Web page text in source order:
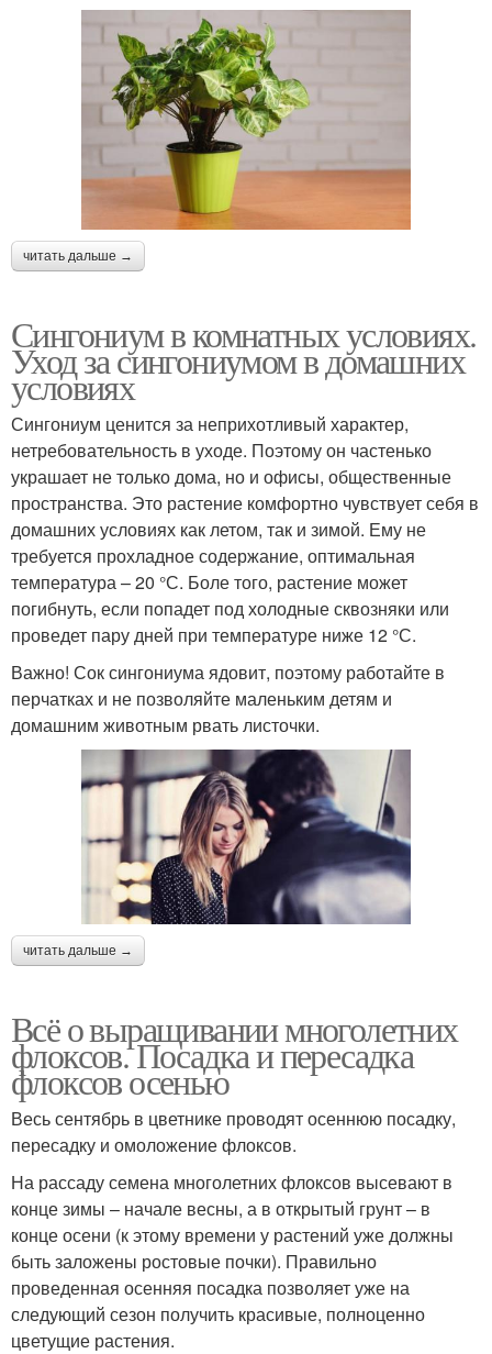
читать дальше →
Сингониум в комнатных условиях.
Уход за сингониумом в домашних
условиях
Сингониум ценится за неприхотливый характер,
нетребовательность в уходе. Поэтому он частенько
украшает не только дома, но и офисы, общественные
пространства. Это растение комфортно чувствует себя в
домашних условиях как летом, так и зимой. Ему не
требуется прохладное содержание, оптимальная
температура – 20 °С. Боле того, растение может
погибнуть, если попадет под холодные сквозняки или
проведет пару дней при температуре ниже 12 °С.
Важно! Сок сингониума ядовит, поэтому работайте в
перчатках и не позволяйте маленьким детям и
домашним животным рвать листочки.
читать дальше →
Всё о выращивании многолетних
флоксов. Посадка и пересадка
флоксов осенью
Весь сентябрь в цветнике проводят осеннюю посадку,
пересадку и омоложение флоксов.
На рассаду семена многолетних флоксов высевают в
конце зимы – начале весны, а в открытый грунт – в
конце осени (к этому времени у растений уже должны
быть заложены ростовые почки). Правильно
проведенная осенняя посадка позволяет уже на
следующий сезон получить красивые, полноценно
цветущие растения.